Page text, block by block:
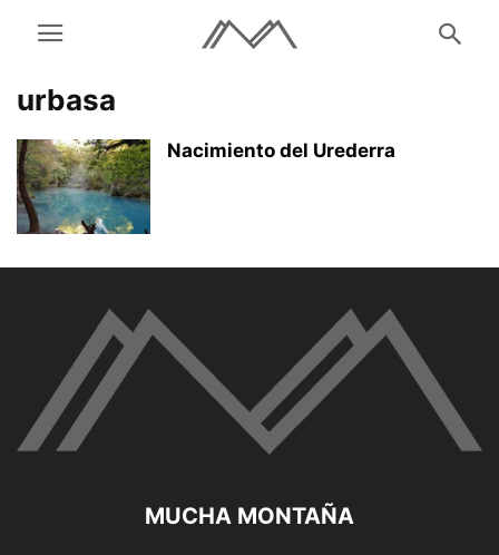
urbasa
Nacimiento del Urederra
MUCHA MONTAÑA